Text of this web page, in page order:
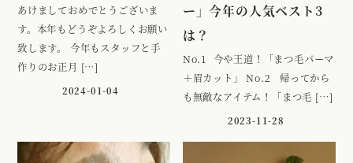
あけましておめでとうございま
す。本年もどうぞよろしくお願い
致します。 今年もスタッフと手
作りのお正月 […]
2024-01-04
ー」今年の人気ベスト3
は？
No.1 今や王道！「まつ毛パーマ
＋眉カット」 No.2 帰ってから
も無敵なアイテム！「まつ毛 […]
2023-11-28